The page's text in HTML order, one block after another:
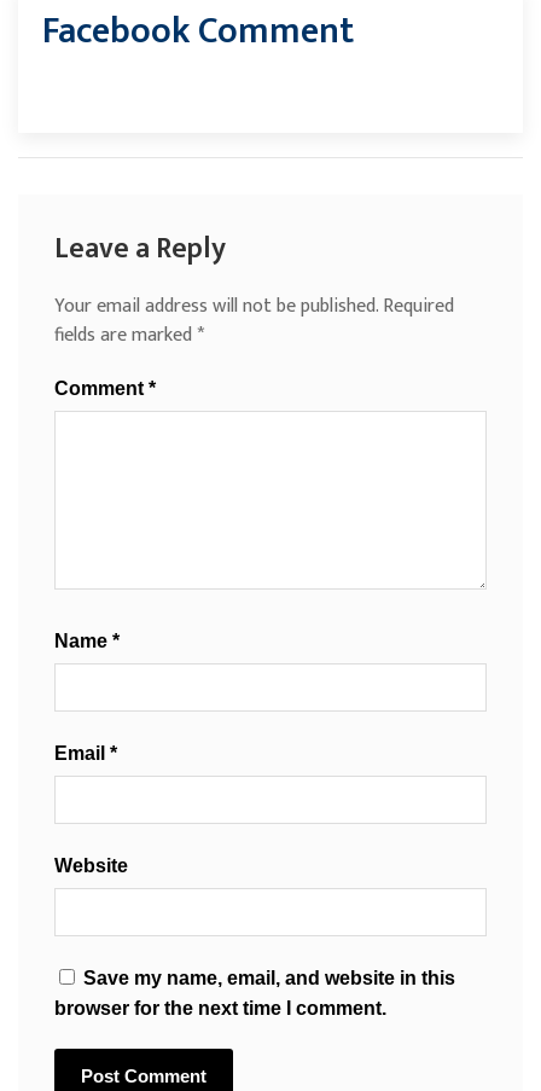
Facebook Comment
Leave a Reply
Your email address will not be published.Required
fields are marked*
Comment *
Name *
Email *
Website
Save my name, email, and website in this
browser for the next time I comment.